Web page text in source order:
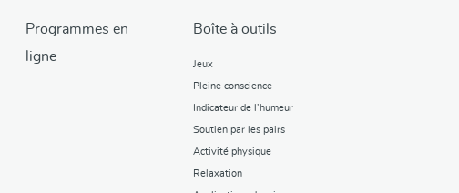
Programmes en
ligne
Boîte à outils
Jeux
Pleine conscience
Indicateur de l’humeur
Soutien par les pairs
Activité physique
Relaxation